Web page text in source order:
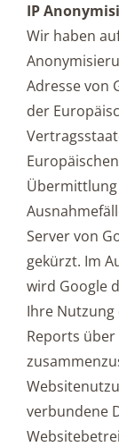
IP
Wir haben
Adresse von
der
Übermittlung
Server von
gekürzt. Im
wird Google
Ihre
Reports
verbundene